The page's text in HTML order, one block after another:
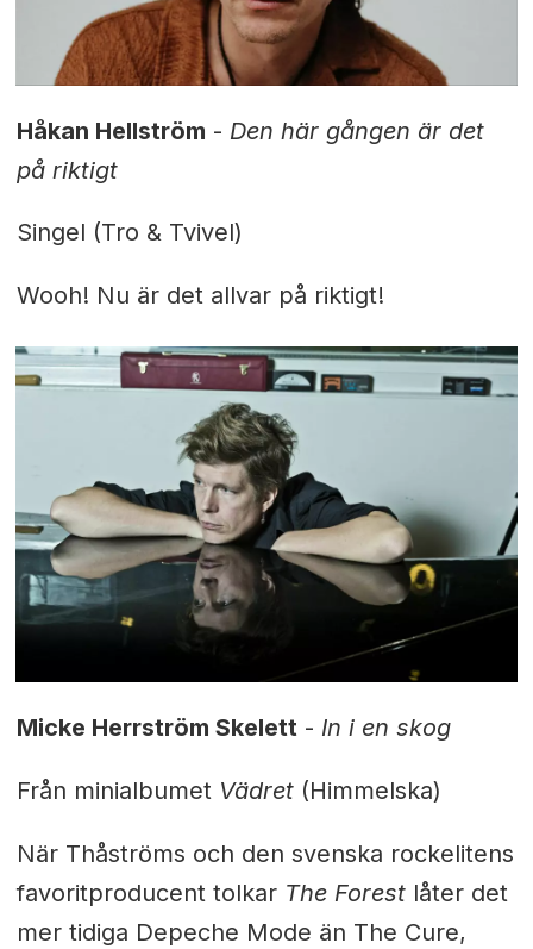
Håkan Hellström - Den här gången är det
på riktigt
Singel (Tro & Tvivel)
Wooh! Nu är det allvar på riktigt!
Micke Herrström Skelett- In i en skog
Från minialbumet Vädret(Himmelska)
När Thåströms och den svenska rockelitens
favoritproducent tolkar The Forestlåter det
mer tidiga Depeche Mode än The Cure,